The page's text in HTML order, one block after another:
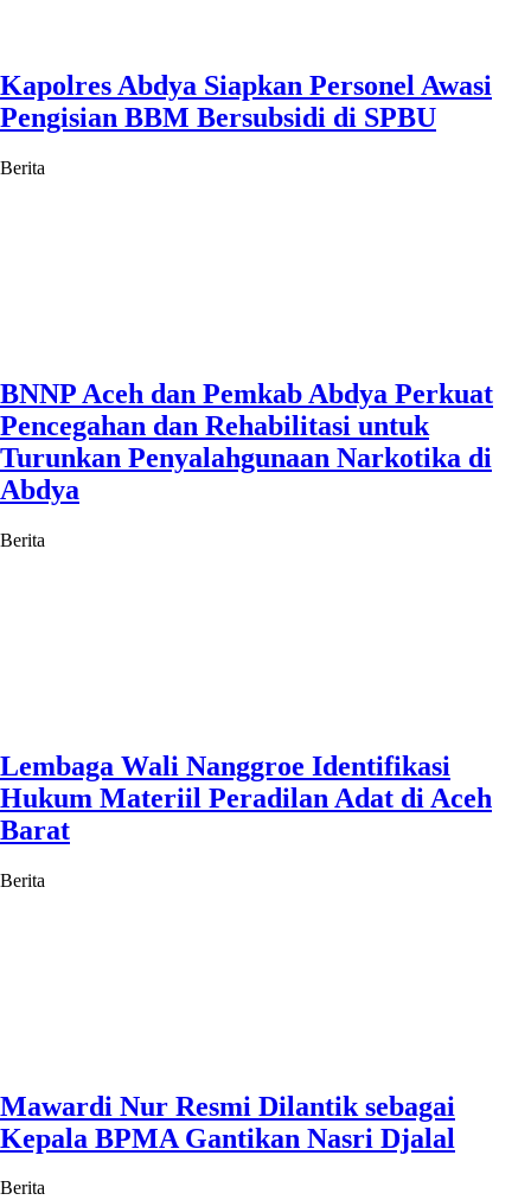
Kapolres Abdya Siapkan Personel Awasi
Pengisian BBM Bersubsidi di SPBU
Berita
BNNP Aceh dan Pemkab Abdya Perkuat
Pencegahan dan Rehabilitasi untuk
Turunkan Penyalahgunaan Narkotika di
Abdya
Berita
Lembaga Wali Nanggroe Identifikasi
Hukum Materiil Peradilan Adat di Aceh
Barat
Berita
Mawardi Nur Resmi Dilantik sebagai
Kepala BPMA Gantikan Nasri Djalal
Berita